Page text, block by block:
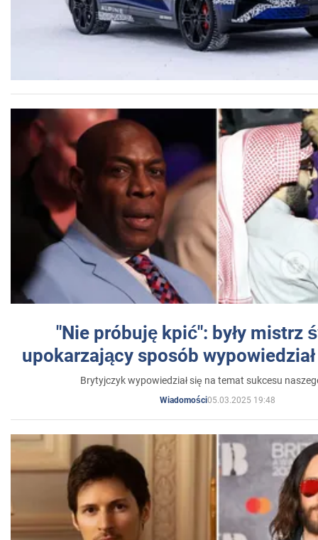
"Nie próbuję kpić": były mistrz
upokarzający sposób
Brytyjczyk wypowiedział się na temat sukcesu
Wiadomości05.03.2025 19:48